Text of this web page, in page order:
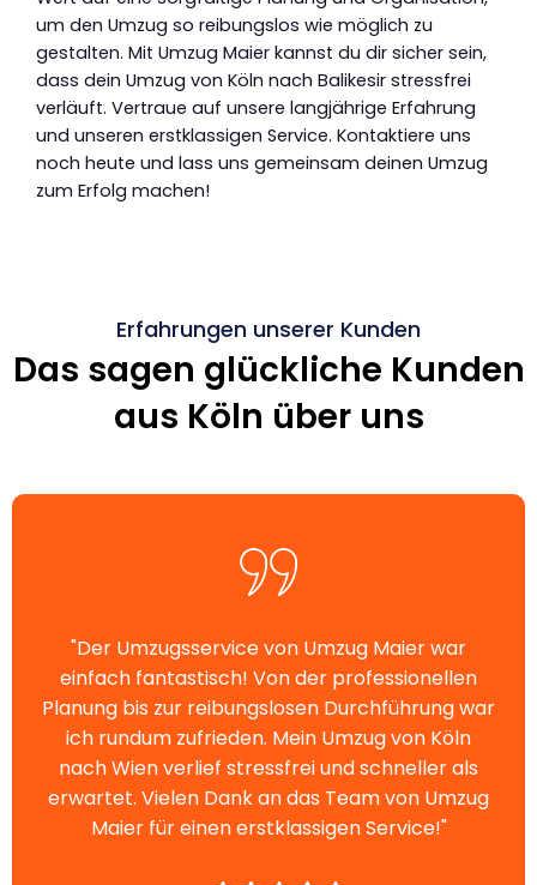
um den Umzug so reibungslos wie möglich zu
gestalten. Mit Umzug Maier kannst du dir sicher sein,
dass dein Umzug von Köln nach Balikesir stressfrei
verläuft. Vertraue auf unsere langjährige Erfahrung
und unseren erstklassigen Service. Kontaktiere uns
noch heute und lass uns gemeinsam deinen Umzug
zum Erfolg machen!
Erfahrungen unserer Kunden
Das sagen glückliche Kunden
aus Köln über uns
"Der Umzugsservice von Umzug Maier war
einfach fantastisch! Von der professionellen
Planung bis zur reibungslosen Durchführung war
ich rundum zufrieden. Mein Umzug von Köln
nach Wien verlief stressfrei und schneller als
erwartet. Vielen Dank an das Team von Umzug
Maier für einen erstklassigen Service!"